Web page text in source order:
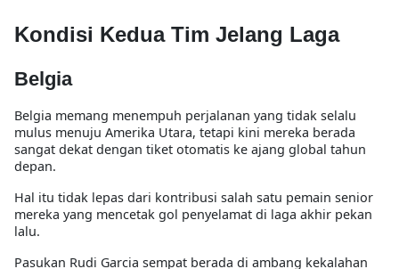
Kondisi Kedua Tim Jelang Laga
Belgia
Belgia memang menempuh perjalanan yang tidak selalu
mulus menuju Amerika Utara, tetapi kini mereka berada
sangat dekat dengan tiket otomatis ke ajang global tahun
depan.
Hal itu tidak lepas dari kontribusi salah satu pemain senior
mereka yang mencetak gol penyelamat di laga akhir pekan
lalu.
Pasukan Rudi Garcia sempat berada di ambang kekalahan